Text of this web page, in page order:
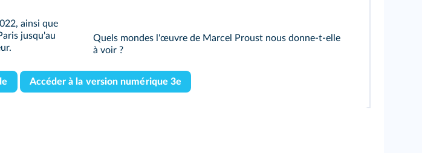
ainsi que
jusqu'au
Quels mondes l'œuvre de Marcel Proust nous donne-t-elle
à voir ?
Accéder à la version numérique 3e